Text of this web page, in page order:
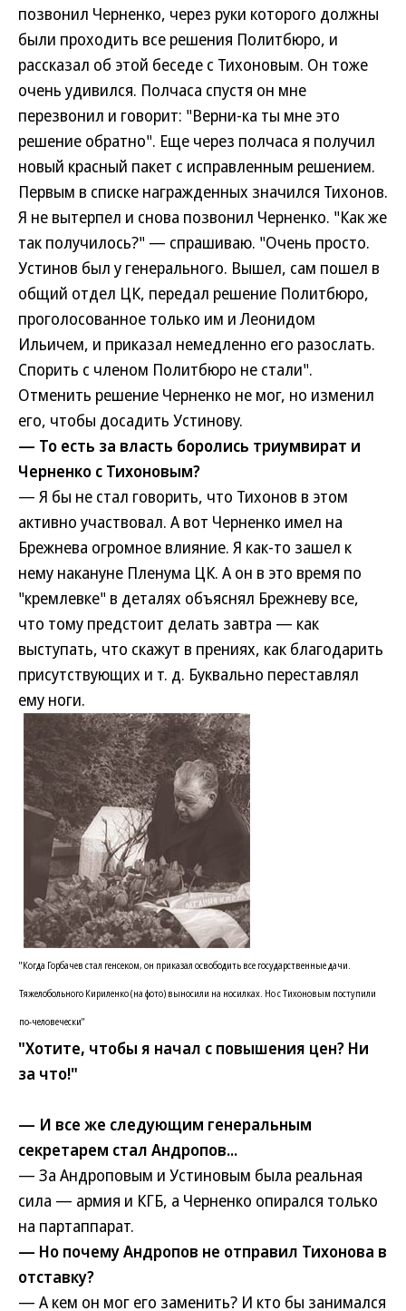
позвонил Черненко, через руки которого должны
были проходить все решения Политбюро, и
рассказал об этой беседе с Тихоновым. Он тоже
очень удивился. Полчаса спустя он мне
перезвонил и говорит: "Верни-ка ты мне это
решение обратно". Еще через полчаса я получил
новый красный пакет с исправленным решением.
Первым в списке награжденных значился Тихонов.
Я не вытерпел и снова позвонил Черненко. "Как же
так получилось?" — спрашиваю. "Очень просто.
Устинов был у генерального. Вышел, сам пошел в
общий отдел ЦК, передал решение Политбюро,
проголосованное только им и Леонидом
Ильичем, и приказал немедленно его разослать.
Спорить с членом Политбюро не стали".
Отменить решение Черненко не мог, но изменил
его, чтобы досадить Устинову.
— То есть за власть боролись триумвират и
Черненко с Тихоновым?
— Я бы не стал говорить, что Тихонов в этом
активно участвовал. А вот Черненко имел на
Брежнева огромное влияние. Я как-то зашел к
нему накануне Пленума ЦК. А он в это время по
"кремлевке" в деталях объяснял Брежневу все,
что тому предстоит делать завтра — как
выступать, что скажут в прениях, как благодарить
присутствующих и т. д. Буквально переставлял
ему ноги.
"Когда Горбачев стал генсеком, он приказал освободить все государственные дачи.
Тяжелобольного Кириленко (на фото) выносили на носилках. Но с Тихоновым поступили
по-человечески"
"Хотите, чтобы я начал с повышения цен? Ни
за что!"
— И все же следующим генеральным
секретарем стал Андропов...
— За Андроповым и Устиновым была реальная
сила — армия и КГБ, а Черненко опирался только
на партаппарат.
— Но почему Андропов не отправил Тихонова в
отставку?
— А кем он мог его заменить? И кто бы занимался